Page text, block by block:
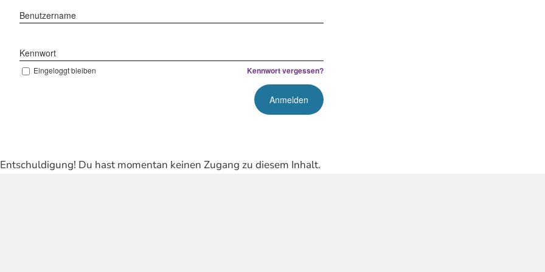
Benutzername
Kennwort
Eingeloggt bleiben Kennwort vergessen?
Entschuldigung! Du hast momentan keinen Zugang zu diesem Inhalt.